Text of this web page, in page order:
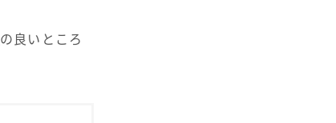
の良いところ